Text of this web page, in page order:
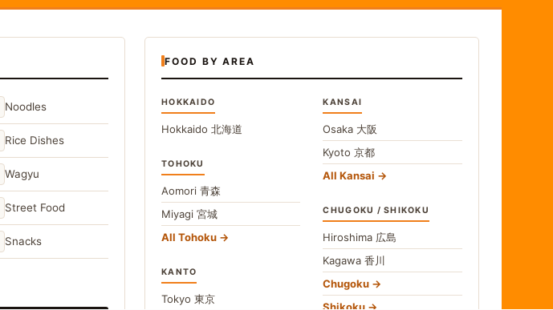
Noodles
Rice Dishes
Wagyu
Street Food
Snacks
FOOD BY AREA
HOKKAIDO
Hokkaido 北海道
TOHOKU
Aomori 青森
Miyagi 宮城
All Tohoku
KANTO
Tokyo 東京
KANSAI
Osaka 大阪
Kyoto京都
All Kansai
CHUGOKU / SHIKOKU
Hiroshima 広島
Kagawa香川
Chugoku
Shikoku